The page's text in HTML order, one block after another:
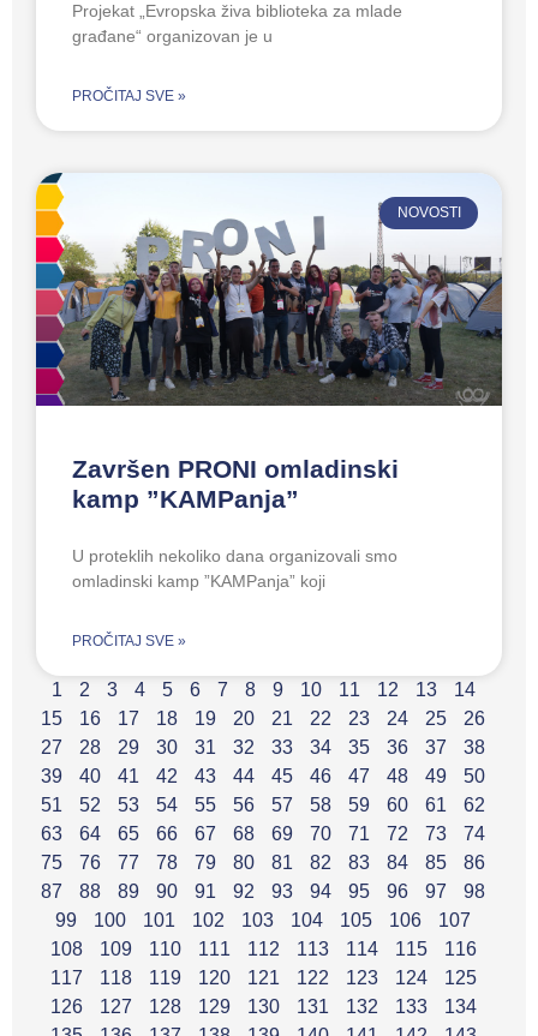
Projekat „Evropska živa biblioteka za mlade
građane“ organizovan je u
PROČITAJ SVE »
NOVOSTI
Završen PRONI omladinski
kamp ”KAMPanja”
U proteklih nekoliko dana organizovali smo
omladinski kamp ”KAMPanja” koji
PROČITAJ SVE »
1 2 3 4 5 6 7 8 9 10 11 12 13
14
15
16 17 18 19 20 21 22 23 24 25
26
27
28 29 30 31 32 33 34 35 36 37
38
39
40 41 42 43 44 45 46 47 48 49
50
51
52 53 54 55 56 57 58 59 60 61
62
63
64 65 66 67 68 69 70 71 72 73
74
75
76 77 78 79 80 81 82 83 84 85
86
87
88 89 90 91 92 93 94 95 96 97
98
99
100 101 102 103 104 105 106
107
108
109 110 111 112 113 114 115
116
117
118 119 120 121 122 123 124
125
126
127 128 129 130 131 132 133
134